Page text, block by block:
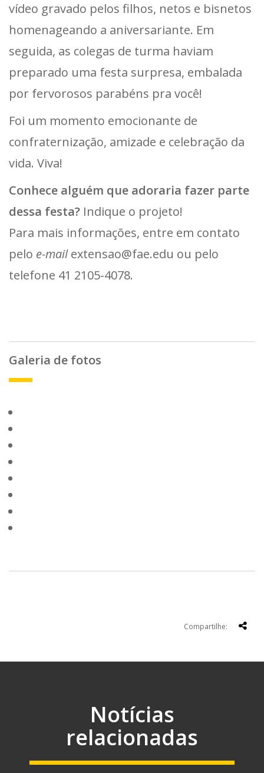
vídeo gravado pelos filhos, netos e bisnetos
homenageando a aniversariante. Em
seguida, as colegas de turma haviam
preparado uma festa surpresa, embalada
por fervorosos parabéns pra você!
Foi um momento emocionante de
confraternização, amizade e celebração da
vida. Viva!
Conhece alguém que adoraria fazer parte
dessa festa? Indique o projeto!
Para mais informações, entre em contato
pelo e-mailextensao@fae.edu ou pelo
telefone 41 2105-4078.
Galeria de fotos
Compartilhe:
Notícias
relacionadas